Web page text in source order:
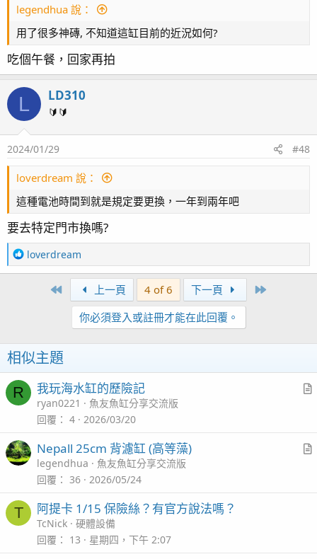
2023/06/07 訂的濾材陸陸續續的到了，共計
邁光納米厭氧磚x1
GAE魔快氣密磚x2
GAE奈米科技益菌磚x4
2023/06/09 淘寶訂的台達散熱風扇來了，終算可以讓變
壓器不要都聚在一起發熱了
2023/06/13備用的蛋分來囉！在真正的蛋分來之前，就
先麻煩您囉！
開箱文連結：
https://www.ph84.idv.tw/forum/threads/391558/
2023/06/14 今天休假！休假就是要搞缸！把閒置已久的
滴定管路都一鼓作氣的接好，順便校正滴定量！再戰十
年！另外訂製的PC防跳網也到了
座忘了說我要的規格，商家就發通用型，結果我無法安
裝，只好再等等
2023/06/21 收到了訂製的置物架，可以把東西擺放整齊
的感覺真好，一家人就應該整整齊齊的
：
legendhua 說：
用了很多神磚, 不知道這缸目前的近況如何?
吃個午餐，回家再拍
L LD310
🔰🔰
2024/01/29 #48
loverdream 說：
這種電池時間到就是規定要更換，一年到兩年吧
要去特定門市換嗎?
R
e
n
s
：
loverdream
First 上一頁 4 of 6 下一頁
你必須登入或註冊才能在此回覆。
相似主題
R
c
我玩海水缸的歷險記
ryan0221
魚友魚缸分享交流版
回覆
4 2026/03/20
Nepall 25cm 背濾缸 (高等藻)
legendhua
魚友魚缸分享交流版
回覆
36 2026/05/24
T 阿提卡 1/15 保險絲？有官方說法嗎？
TcNick
硬體設備
回覆
13 星期四，下午 2:07